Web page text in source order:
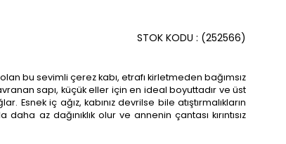
(252566)
STOK KODU
olan bu sevimli çerez kabı, etrafı kirletmeden bağımsız
sapı, küçük eller için en ideal boyuttadır ve üst
Esnek iç ağız, kabınız devrilse bile atıştırmalıkların
az dağınıklık olur ve annenin çantası kırıntısız